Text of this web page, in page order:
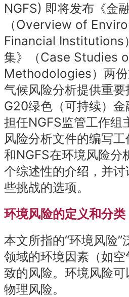
NGFS) 即将发布《金
（Overview of
Financial Institutions
集》（Case Studies
Methodologies）两份
气候风险分析提供重
G20绿色（可持续）
担任NGFS监管工作组
风险分析文件的编写
和NGFS在环境风险分
个综述性的介绍，并
些挑战的选项。
环境风险的定义和分类
本文所指的“环境风险
领域的环境因素（如
致的风险。环境风险
物理风险。